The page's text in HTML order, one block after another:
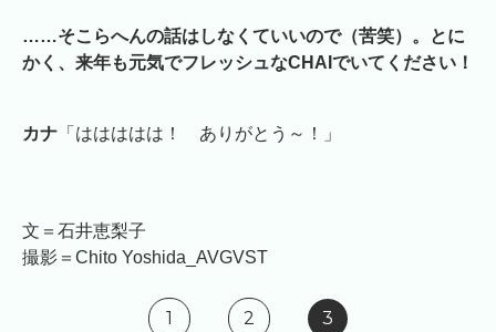
……そこらへんの話はしなくていいので（苦笑）。とに
かく、来年も元気でフレッシュなCHAIでいてください！
カナ 「ははははは！ ありがとう～！」
文＝石井恵梨子
撮影＝Chito Yoshida_AVGVST
1 2 3